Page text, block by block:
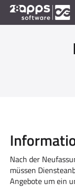
Nach der
müssen
Angebote um ein